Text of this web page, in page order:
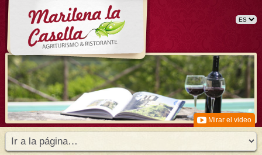
Mirar el video